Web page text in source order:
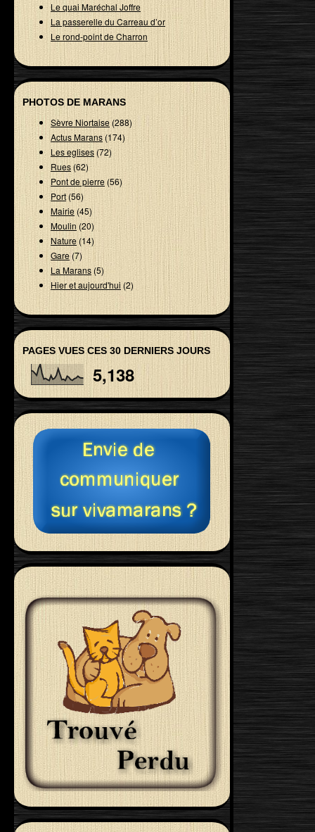
Le quai Maréchal Joffre
La passerelle du Carreau d’or
Le rond-point de Charron
PHOTOS DE MARANS
Sèvre Niortaise(288)
Actus Marans (174)
Les eglises(72)
Rues(62)
Pont de pierre(56)
Port(56)
Mairie(45)
Moulin(20)
Nature(14)
Gare (7)
La Marans(5)
Hier et aujourd'hui (2)
PAGES VUES CES 30 DERNIERS JOURS
5,138